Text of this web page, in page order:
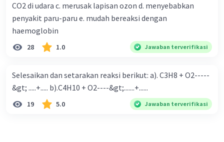
CO2 di udara c. merusak lapisan ozon d. menyebabkan
penyakit paru-paru e. mudah bereaksi dengan
haemoglobin
28 1.0 Jawaban terverifikasi
Selesaikan dan setarakan reaksi berikut: a). C3H8 + O2-----
&gt; .....+..... b).C4H10 + O2----&gt;.......+......
19 5.0 Jawaban terverifikasi